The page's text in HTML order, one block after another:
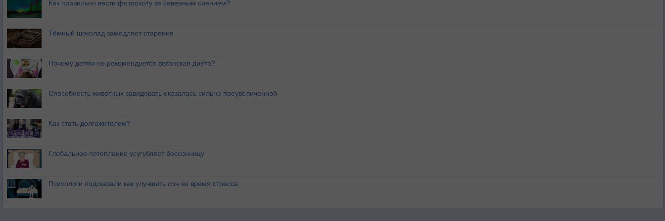
Как правильно вести фотоохоту за северным сиянием?
Тёмный шоколад замедляет старение
Почему детям не рекомендуется веганская диета?
Способность животных завидовать оказалась сильно преувеличенной
Как стать долгожителем?
Глобальное потепление усугубляет бессонницу
Психологи подсказали как улучшить сон во время стресса